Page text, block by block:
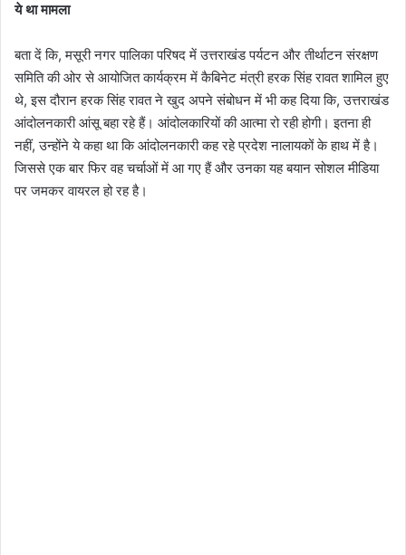
ये था मामला
बता दें कि, मसूरी नगर पालिका परिषद में उत्तराखंड पर्यटन और तीर्थाटन संरक्षण
समिति की ओर से आयोजित कार्यक्रम में कैबिनेट मंत्री हरक सिंह रावत शामिल हुए
थे, इस दौरान हरक सिंह रावत ने खुद अपने संबोधन में भी कह दिया कि, उत्तराखंड
आंदोलनकारी आंसू बहा रहे हैं। आंदोलकारियों की आत्मा रो रही होगी। इतना ही
नहीं, उन्होंने ये कहा था कि आंदोलनकारी कह रहे प्रदेश नालायकों के हाथ में है।
जिससे एक बार फिर वह चर्चाओं में आ गए हैं और उनका यह बयान सोशल मीडिया
पर जमकर वायरल हो रह है।